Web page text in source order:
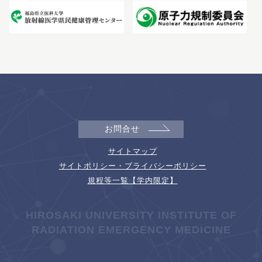
お問合せ
サイトマップ
サイトポリシー・プライバシーポリシー
規程等一覧【学内限定】
HIROSAKI UNIVERSITY INSTITUTE OF
RADIATION EMERGENCY MEDICINE